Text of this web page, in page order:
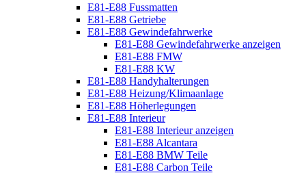
E81-E88 Fussmatten
E81-E88 Getriebe
E81-E88 Gewindefahrwerke
E81-E88 Gewindefahrwerke anzeigen
E81-E88 FMW
E81-E88 KW
E81-E88 Handyhalterungen
E81-E88 Heizung/Klimaanlage
E81-E88 Höherlegungen
E81-E88 Interieur
E81-E88 Interieur anzeigen
E81-E88 Alcantara
E81-E88 BMW Teile
E81-E88 Carbon Teile